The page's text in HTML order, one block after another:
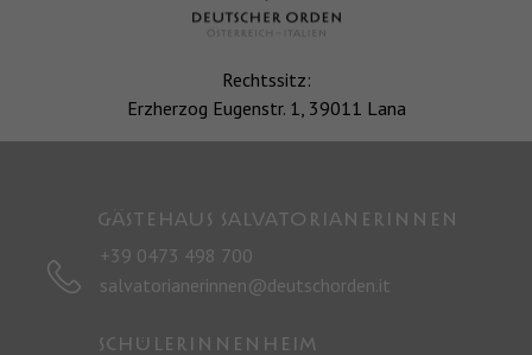
Rechtssitz:
Erzherzog Eugenstr. 1, 39011 Lana
Gästehaus SALVATORIANERINNEN
+39 0473 498 700
salvatorianerinnen@deutschorden.it
SCHÜLERINNENHEIM